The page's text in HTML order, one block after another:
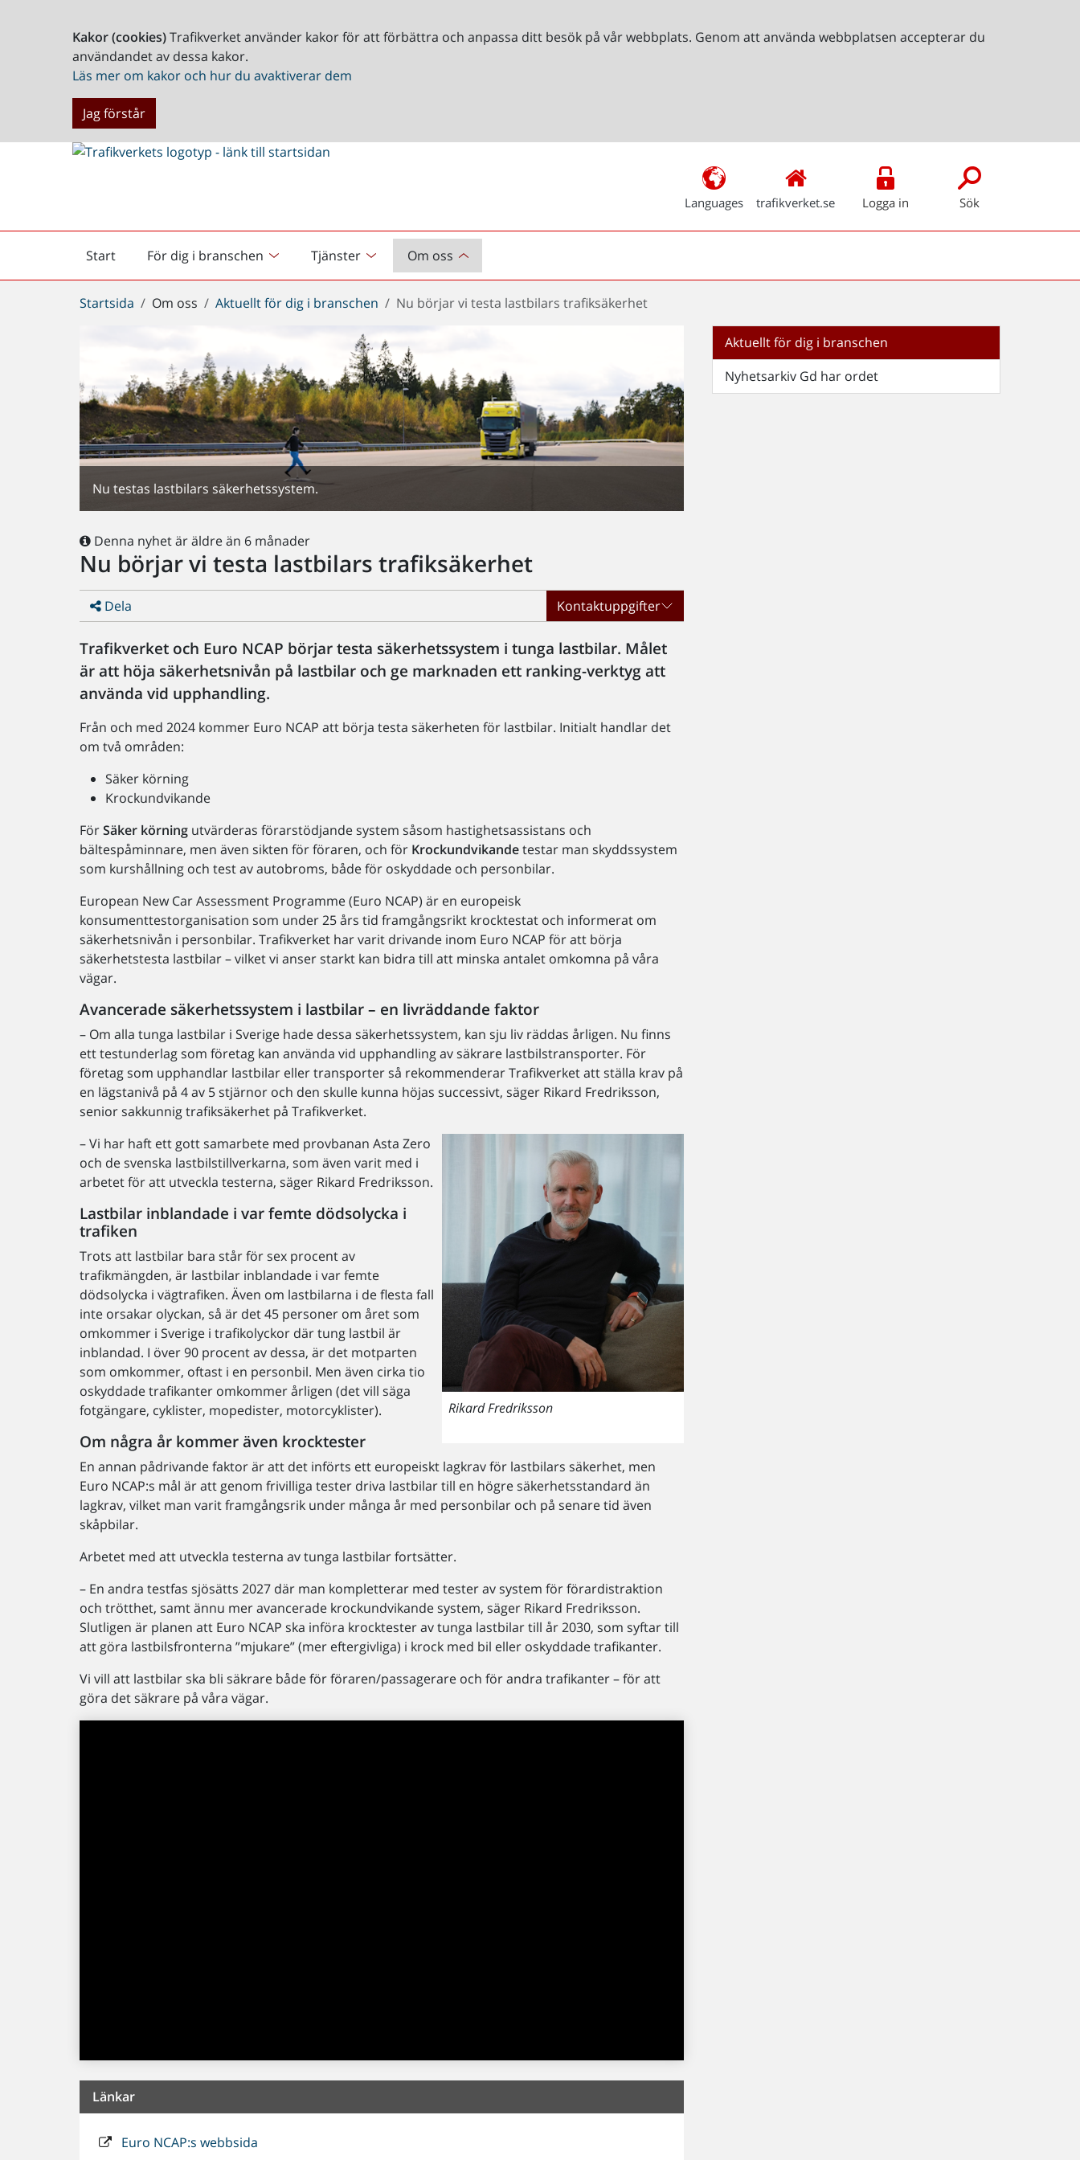
Kakor (cookies)Trafikverket använder kakor för att förbättra och anpassa ditt besök på vår webbplats. Genom att använda webbplatsen accepterar du
användandet av dessa kakor.
Läs mer om kakor och hur du avaktiverar dem
Jag förstår
Languages trafikverket.se Logga in Sök
Start
Startsida För dig i branschen Tjänster Om oss
Du
Startsida Om oss Aktuellt för dig i branschen Nu börjar vi testa lastbilars trafiksäkerhet
Nu testas lastbilars säkerhetssystem.
Denna nyhet är äldre än 6 månader
Nu börjar vi testa lastbilars trafiksäkerhet
Dela Kontaktuppgifter
Trafikverket och Euro NCAP börjar testa säkerhetssystem i tunga lastbilar. Målet
är att höja säkerhetsnivån på lastbilar och ge marknaden ett ranking-verktyg att
använda vid upphandling.
Från och med 2024 kommer Euro NCAP att börja testa säkerheten för lastbilar. Initialt handlar det
om två områden:
Säker körning
Krockundvikande
FörSäker körning utvärderas förarstödjande system såsom hastighetsassistans och
bältespåminnare, men även sikten för föraren, och för Krockundvikandetestar man skyddssystem
som kurshållning och test av autobroms, både för oskyddade och personbilar.
European New Car Assessment Programme (Euro NCAP) är en europeisk
konsumenttestorganisation som under 25 års tid framgångsrikt krocktestat och informerat om
säkerhetsnivån i personbilar. Trafikverket har varit drivande inom Euro NCAP för att börja
säkerhetstesta lastbilar – vilket vi anser starkt kan bidra till att minska antalet omkomna på våra
vägar.
Avancerade säkerhetssystem i lastbilar – en livräddande faktor
– Om alla tunga lastbilar i Sverige hade dessa säkerhetssystem, kan sju liv räddas årligen. Nu finns
ett testunderlag som företag kan använda vid upphandling av säkrare lastbilstransporter. För
företag som upphandlar lastbilar eller transporter så rekommenderar Trafikverket att ställa krav på
en lägstanivå på 4 av 5 stjärnor och den skulle kunna höjas successivt, säger Rikard Fredriksson,
senior sakkunnig trafiksäkerhet på Trafikverket.
Rikard Fredriksson
– Vi har haft ett gott samarbete med provbanan Asta Zero
och de svenska lastbilstillverkarna, som även varit med i
arbetet för att utveckla testerna, säger Rikard Fredriksson.
Lastbilar inblandade i var femte dödsolycka i
trafiken
Trots att lastbilar bara står för sex procent av
trafikmängden, är lastbilar inblandade i var femte
dödsolycka i vägtrafiken. Även om lastbilarna i de flesta fall
inte orsakar olyckan, så är det 45 personer om året som
omkommer i Sverige i trafikolyckor där tung lastbil är
inblandad. I över 90 procent av dessa, är det motparten
som omkommer, oftast i en personbil. Men även cirka tio
oskyddade trafikanter omkommer årligen (det vill säga
fotgängare, cyklister, mopedister, motorcyklister).
Om några år kommer även krocktester
En annan pådrivande faktor är att det införts ett europeiskt lagkrav för lastbilars säkerhet, men
Euro NCAP:s mål är att genom frivilliga tester driva lastbilar till en högre säkerhetsstandard än
lagkrav, vilket man varit framgångsrik under många år med personbilar och på senare tid även
skåpbilar.
Arbetet med att utveckla testerna av tunga lastbilar fortsätter.
– En andra testfas sjösätts 2027 där man kompletterar med tester av system för förardistraktion
och trötthet, samt ännu mer avancerade krockundvikande system, säger Rikard Fredriksson.
Slutligen är planen att Euro NCAP ska införa krocktester av tunga lastbilar till år 2030, som syftar till
att göra lastbilsfronterna ”mjukare” (mer eftergivliga) i krock med bil eller oskyddade trafikanter.
Vi vill att lastbilar ska bli säkrare både för föraren/passagerare och för andra trafikanter – för att
göra det säkrare på våra vägar.
Länkar
Euro NCAP:s webbsida
Aktuellt för dig i branschen
Nyhetsarkiv Gd har ordet